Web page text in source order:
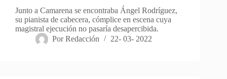
Junto a Camarena se encontraba Ángel Rodríguez,
su pianista de cabecera, cómplice en escena cuya
magistral ejecución no pasaría desapercibida.
Por Redacción 22- 03- 2022